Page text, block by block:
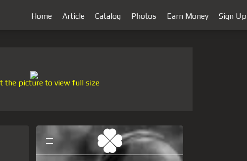
Home Article Catalog Photos Earn Money Sign Up
the picture to view full size